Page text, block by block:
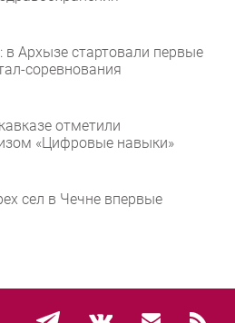
в Архызе стартовали первые
соревнования
отметили
«Цифровые навыки»
сел в Чечне впервые